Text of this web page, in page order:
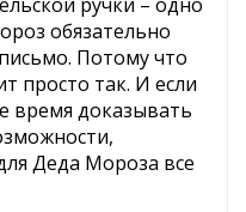
обязательно
Потому что
просто так. И если
время доказывать
Деда Мороза все